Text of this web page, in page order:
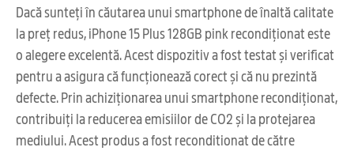
Dacă sunteți în căutarea unui smartphone de înaltă calitate
la preț redus, iPhone 15 Plus 128GB pink recondiționat este
o alegere excelentă. Acest dispozitiv a fost testat și verificat
pentru a asigura că funcționează corect și că nu prezintă
defecte. Prin achiziționarea unui smartphone recondiționat,
contribuiți la reducerea emisiilor de CO2 și la protejarea
mediului. Acest produs a fost reconditionat de către